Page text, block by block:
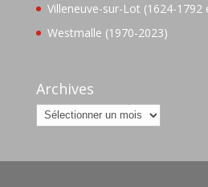
Villeneuve-sur-Lot (1624-1792
Westmalle (1970-2023)
Archives
Archives